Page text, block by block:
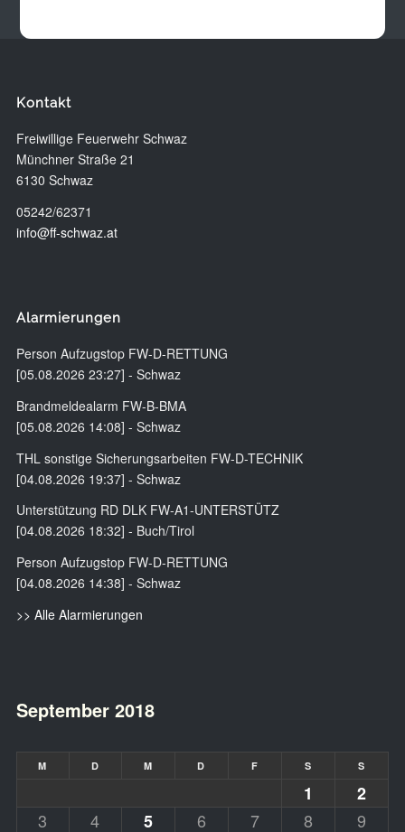
Kontakt
Freiwillige Feuerwehr Schwaz
Münchner Straße 21
6130 Schwaz
05242/62371
info@ff-schwaz.at
Alarmierungen
Person Aufzugstop FW-D-RETTUNG
[05.08.2026 23:27] - Schwaz
Brandmeldealarm FW-B-BMA
[05.08.2026 14:08] - Schwaz
THL sonstige Sicherungsarbeiten FW-D-TECHNIK
[04.08.2026 19:37] - Schwaz
Unterstützung RD DLK FW-A1-UNTERSTÜTZ
[04.08.2026 18:32] - Buch/Tirol
Person Aufzugstop FW-D-RETTUNG
[04.08.2026 14:38] - Schwaz
>> Alle Alarmierungen
September 2018
M D M D F S S
1
2
3
4 5 6 7 8 9